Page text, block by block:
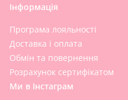
Інформація
Програма лояльності
Доставка і оплата
Обмін та повернення
Розрахунок сертифікатом
Ми в Інстаграм